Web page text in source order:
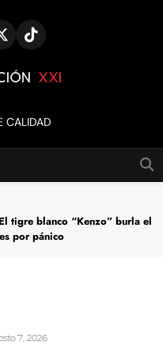
XXI
CALIDAD
tigre blanco “Kenzo” burla el
por pánico